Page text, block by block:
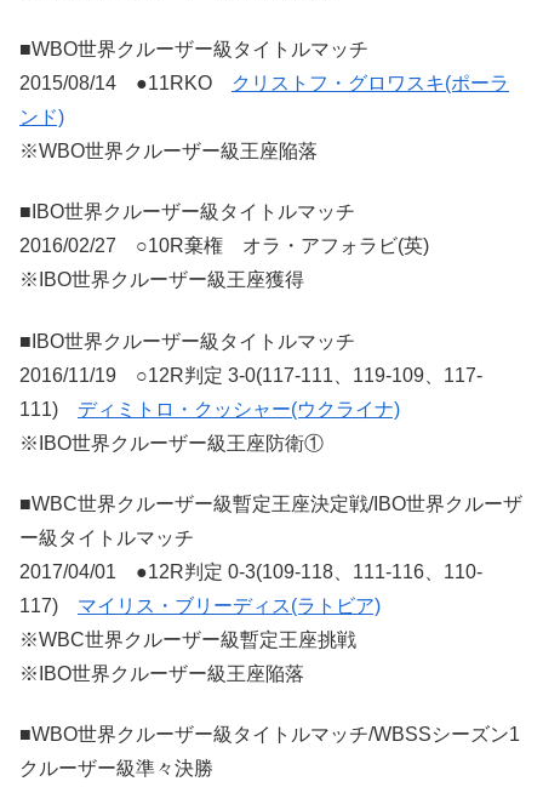
■WBO世界クルーザー級タイトルマッチ
2015/08/14 ●11RKO
クリストフ・グロワスキ(ポーラ
ンド)
※WBO世界クルーザー級王座陥落
■IBO世界クルーザー級タイトルマッチ
2016/02/27 ○10R棄権 オラ・アフォラビ(英)
※IBO世界クルーザー級王座獲得
■IBO世界クルーザー級タイトルマッチ
2016/11/19 ○12R判定 3-0(117-111、119-109、117-
111) ディミトロ・クッシャー(ウクライナ)
※IBO世界クルーザー級王座防衛①
■WBC世界クルーザー級暫定王座決定戦/IBO世界クルーザ
ー級タイトルマッチ
2017/04/01 ●12R判定 0-3(109-118、111-116、110-
117) マイリス・ブリーディス(ラトビア)
※WBC世界クルーザー級暫定王座挑戦
※IBO世界クルーザー級王座陥落
■WBO世界クルーザー級タイトルマッチ/WBSSシーズン1
クルーザー級準々決勝